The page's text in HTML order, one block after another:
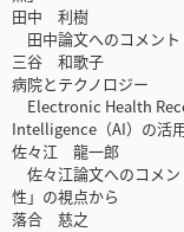
田中 利樹
田中論文へのコメン
三谷 和歌子
病院とテクノロジー
Electronic Health
Intelligence（AI）の活
佐々江 龍一郎
佐々江論文へのコメ
性」の視点から
落合 慈之